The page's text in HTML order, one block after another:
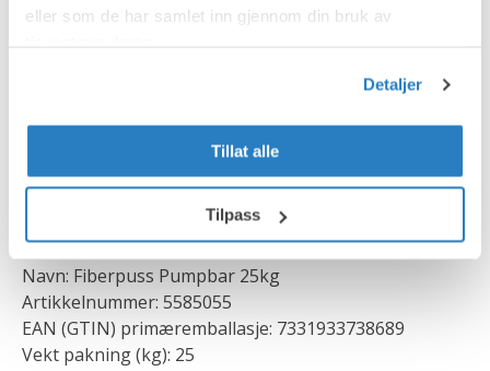
eller som de har samlet inn gjennom din bruk av
Detaljer
Tillat alle
Tilpass
Navn: Fiberpuss Pumpbar 25kg
Artikkelnummer: 5585055
EAN (GTIN) primæremballasje: 7331933738689
Vekt pakning (kg): 25